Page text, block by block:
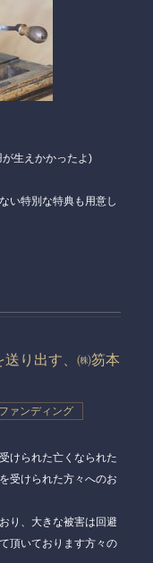
生えかかったよ)
い特別な特典も用意し
り出す、㈱笏本
ァンディング
けられた亡くなられた
受けられた方々へのお
り、大きな被害は回避
頂いております方々の